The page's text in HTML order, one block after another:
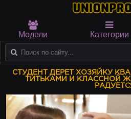
Модели Категории
СТУДЕНТ ДЕРЕТ ХОЗЯЙКУ
ТИТЬКАМИ И КЛАССНОЙ